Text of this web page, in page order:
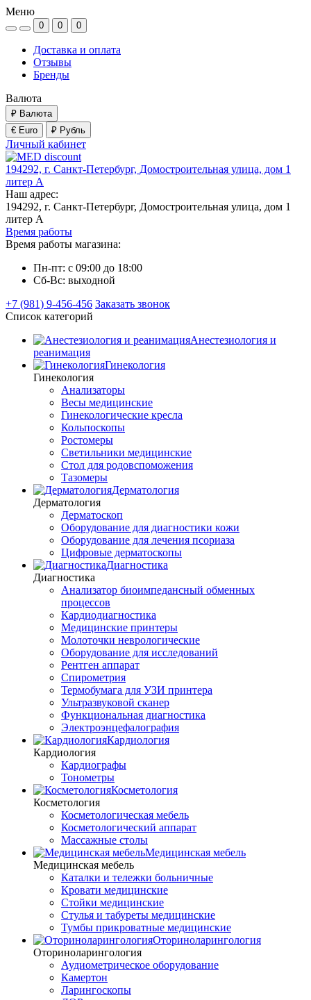
Меню
0 0 0
Доставка и оплата
Отзывы
Бренды
Валюта
₽ Валюта
€ Euro
₽ Рубль
Личный кабинет
194292, г. Санкт-Петербург, Домостроительная улица, дом 1
литер А
Наш адрес:
194292, г. Санкт-Петербург, Домостроительная улица, дом 1
литер А
Время работы
Время работы магазина:
Пн-пт: с 09:00 до 18:00
Сб-Вс: выходной
+7 (981) 9-456-456 Заказать звонок
Список категорий
Анестезиология и
реанимация
Гинекология
Гинекология
Анализаторы
Весы медицинские
Гинекологические кресла
Кольпоскопы
Ростомеры
Светильники медицинские
Стол для родовспоможения
Тазомеры
Дерматология
Дерматология
Дерматоскоп
Оборудование для диагностики кожи
Оборудование для лечения псориаза
Цифровые дерматоскопы
Диагностика
Диагностика
Анализатор биоимпедансный обменных
процессов
Кардиодиагностика
Медицинские принтеры
Молоточки неврологические
Оборудование для исследований
Рентген аппарат
Спирометрия
Термобумага для УЗИ принтера
Ультразвуковой сканер
Функциональная диагностика
Электроэнцефалография
Кардиология
Кардиология
Кардиографы
Тонометры
Косметология
Косметология
Косметологическая мебель
Косметологический аппарат
Массажные столы
Медицинская мебель
Медицинская мебель
Каталки и тележки больничные
Кровати медицинские
Стойки медицинские
Стулья и табуреты медицинские
Тумбы прикроватные медицинские
Оториноларингология
Оториноларингология
Аудиометрическое оборудование
Камертон
Ларингоскопы